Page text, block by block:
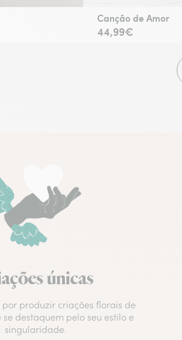
Canção de Amor
44,99€
únicas
por produzir criações florais de
destaquem pelo seu estilo e
singularidade.